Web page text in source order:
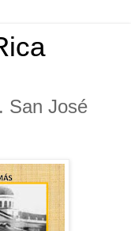
San José